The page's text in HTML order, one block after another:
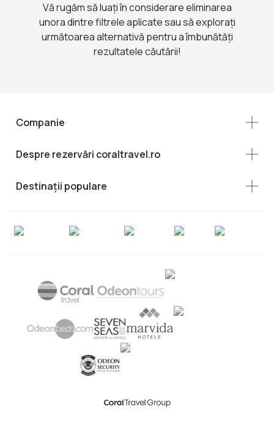
Vă rugăm să luați în considerare eliminarea
unora dintre filtrele aplicate sau să explorați
următoarea alternativă pentru a îmbunătăți
rezultatele căutării!
Companie
Despre rezervări coraltravel.ro
Destinații populare